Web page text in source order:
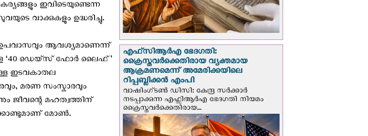
ഇവിടെയുണ്ടെന്ന
വാക്കുകളും ഉദ്ധരിച്ചു.
ഉപവാസവും ആവശ്യമാണെന്ന്
‘40 ഡെയ്സ് ഫോര്‍ ലൈഫ്’
ഇടവകാതല
മരണ സംസ്കാരവും
ജീവന്റെ മഹത്വത്തിന്
മോണ്‍.
എഫ്‌സി‌ആര്‍‌എ ഭേദഗതി:
ക്രൈസ്തവർക്കെതിരായ വ്യക്തമായ
ആക്രമണമെന്ന് അമേരിക്കയിലെ
റിപ്പബ്ലിക്കൻ എംപി
വാഷിംഗ്ടണ്‍ ഡി‌സി: കേന്ദ്ര സർക്കാർ
നടപ്പാക്കുന്ന എഫ്സിആർഎ ഭേദഗതി നിയമം
ക്രൈസ്തവർക്കെതിരായ...